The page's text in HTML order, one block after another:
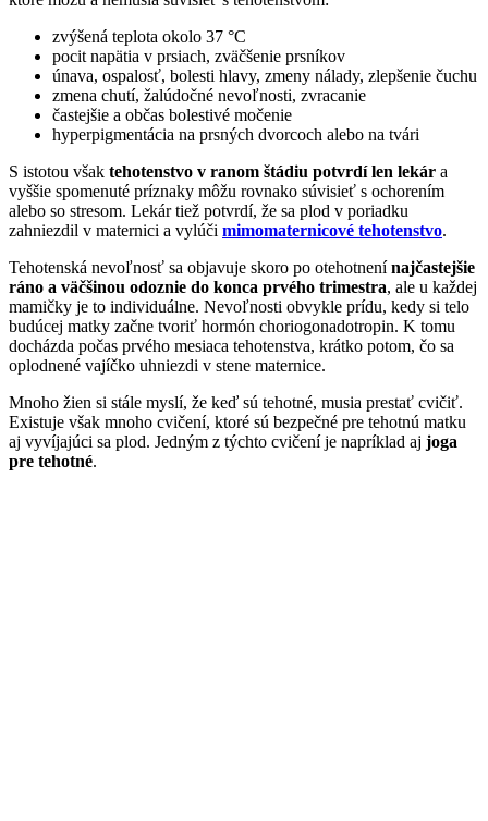
zvýšená teplota okolo 37 °C
pocit napätia v prsiach, zväčšenie prsníkov
únava, ospalosť, bolesti hlavy, zmeny nálady, zlepšenie čuchu
zmena chutí, žalúdočné nevoľnosti, zvracanie
častejšie a občas bolestivé močenie
hyperpigmentácia na prsných dvorcoch alebo na tvári
S istotou však tehotenstvo v ranom štádiu potvrdí len lekár a
vyššie spomenuté príznaky môžu rovnako súvisieť s ochorením
alebo so stresom. Lekár tiež potvrdí, že sa plod v poriadku
zahniezdil v maternici a vylúči mimomaternicové tehotenstvo.
Tehotenská nevoľnosť sa objavuje skoro po otehotnenínajčastejšie
ráno a väčšinou odoznie do konca prvého trimestra, ale u každej
mamičky je to individuálne. Nevoľnosti obvykle prídu, kedy si telo
budúcej matky začne tvoriť hormón choriogonadotropin. K tomu
docházda počas prvého mesiaca tehotenstva, krátko potom, čo sa
oplodnené vajíčko uhniezdi v stene maternice.
Mnoho žien si stále myslí, že keď sú tehotné, musia prestať cvičiť.
Existuje však mnoho cvičení, ktoré sú bezpečné pre tehotnú matku
aj vyvíjajúci sa plod. Jedným z týchto cvičení je napríklad aj joga
pre tehotné.